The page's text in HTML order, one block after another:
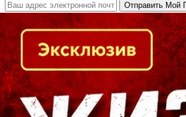
Кто есть кто в Байкальском регионе